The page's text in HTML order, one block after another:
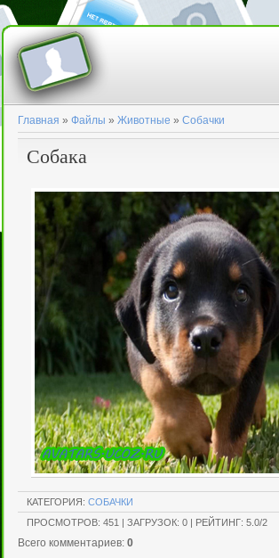
Главная » Файлы » Животные » Собачки
Собака
КАТЕГОРИЯ: СОБАЧКИ
ПРОСМОТРОВ: 451 | ЗАГРУЗОК: 0 | РЕЙТИНГ: 5.0/2
Всего комментариев: 0